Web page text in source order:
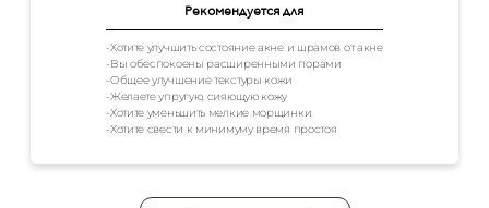
Рекомендуется для
-Хотите улучшить состояние акне и шрамов от акне
-Вы обеспокоены расширенными порами
-Общее улучшение текстуры кожи
-Желаете упругую, сияющую кожу
-Хотите уменьшить мелкие морщинки
-Хотите свести к минимуму время простоя